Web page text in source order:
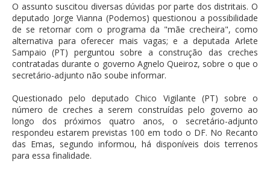
O assunto suscitou diversas dúvidas por parte dos distritais. O
deputado Jorge Vianna (Podemos) questionou a possibilidade
de se retornar com o programa da "mãe crecheira", como
alternativa para oferecer mais vagas; e a deputada Arlete
Sampaio (PT) perguntou sobre a construção das creches
contratadas durante o governo Agnelo Queiroz, sobre o que o
secretário-adjunto não soube informar.
Questionado pelo deputado Chico Vigilante (PT) sobre o
número de creches a serem construídas pelo governo ao
longo dos próximos quatro anos, o secretário-adjunto
respondeu estarem previstas 100 em todo o DF. No Recanto
das Emas, segundo informou, há disponíveis dois terrenos
para essa finalidade.